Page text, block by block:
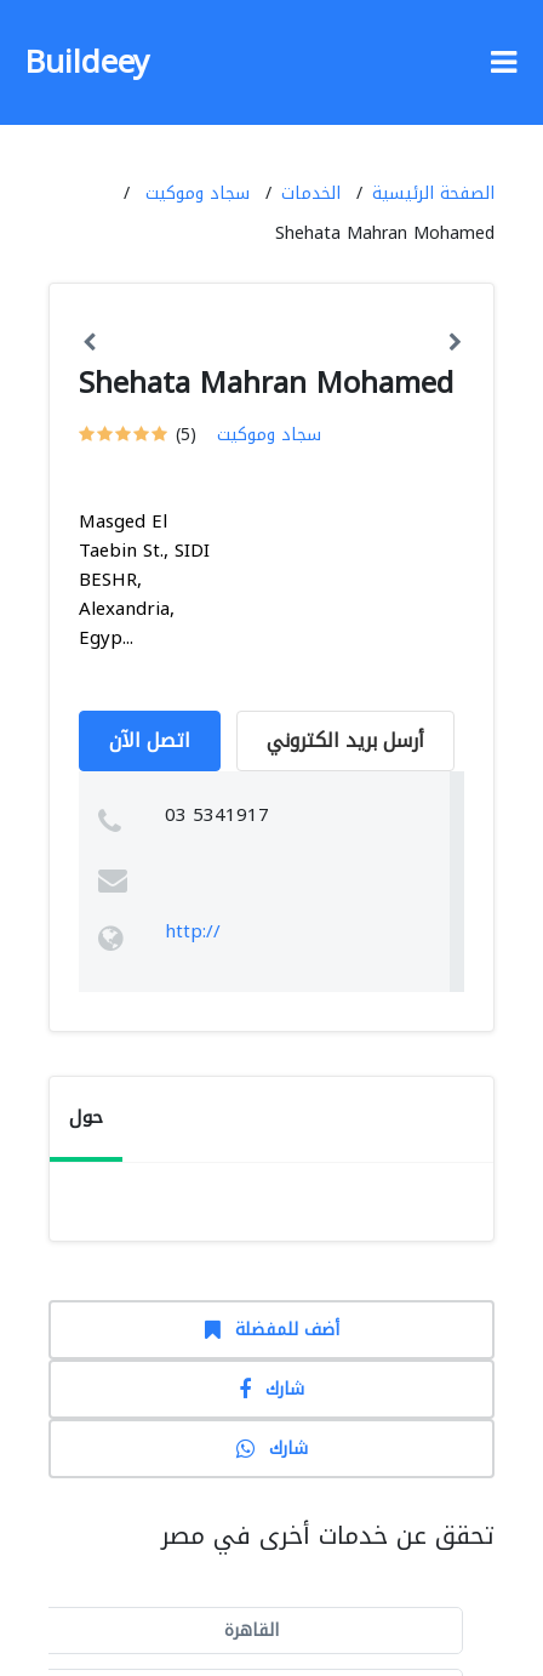
Buildeey
الصفحة الرئيسية الخدمات
سجاد وموكيت
Shehata Mahran Mohamed
Shehata Mahran Mohamed
(5) سجاد وموكيت
Masged El
Taebin St., SIDI
BESHR,
Alexandria,
Egyp...
اتصل الآن أرسل بريد الكتروني
03 5341917
http://
حول
أضف للمفضلة
شارك
شارك
تحقق عن خدمات أخرى في مصر
القاهرة